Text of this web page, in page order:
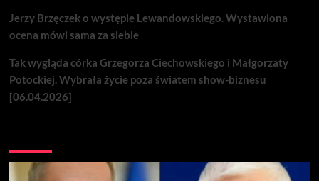
Jerzy Brzęczek o występie Lewandowskiego. Wystawiona
ocena mówi sama za siebie
Tak wygląda córka Grzegorza Ciechowskiego i Małgorzaty
Potockiej. Wybrała życie poza światem show-biznesu
[06.04.2026]